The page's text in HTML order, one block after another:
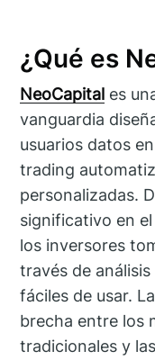
¿Qué es
NeoCapital es
vanguardia
usuarios datos
trading
personalizadas.
significativo en
los inversores
través de
fáciles de usar.
brecha entre los
tradicionales y